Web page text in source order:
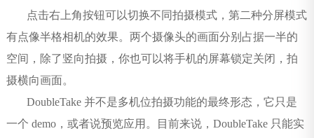
点击右上角按钮可以切换不同拍摄模式，第二种分屏模式
有点像半格相机的效果。两个摄像头的画面分别占据一半的
空间，除了竖向拍摄，你也可以将手机的屏幕锁定关闭，拍
摄横向画面。
DoubleTake 并不是多机位拍摄功能的最终形态，它只是
一个 demo，或者说预览应用。目前来说，DoubleTake 只能实